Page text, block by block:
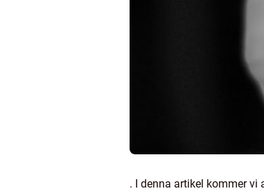
. I denna artikel kommer vi